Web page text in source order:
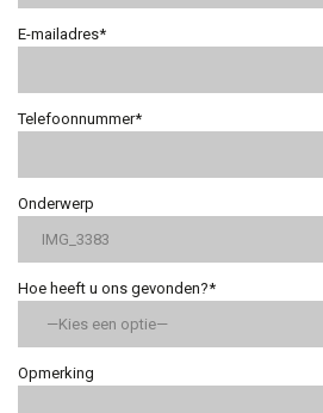
E-mailadres*
Telefoonnummer*
Onderwerp
Hoe heeft u ons gevonden?*
Opmerking